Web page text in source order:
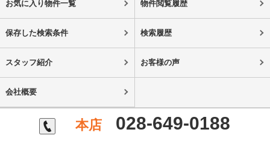
お気に入り物件一覧 物件閲覧履歴
保存した検索条件 検索履歴
スタッフ紹介 お客様の声
会社概要
本店 028-649-0188